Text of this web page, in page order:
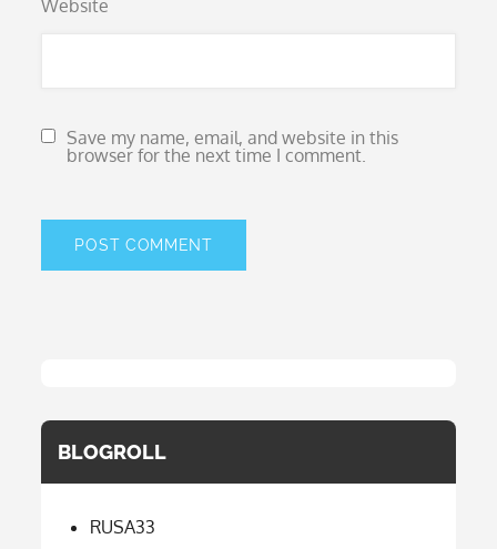
Website
Save my name, email, and website in this
browser for the next time I comment.
BLOGROLL
RUSA33